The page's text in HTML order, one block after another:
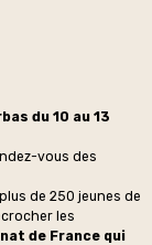
du 10 au 13
vous des
de 250 jeunes de
les
de France qui